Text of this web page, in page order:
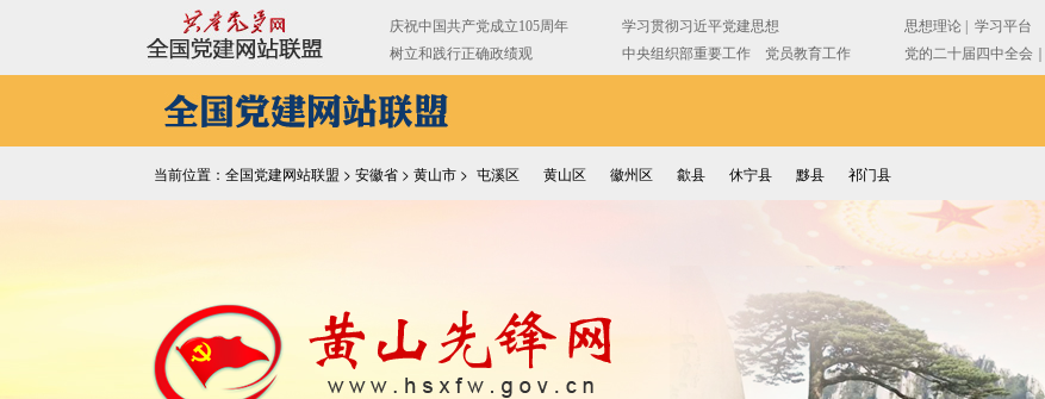
当前位置：全国党建网站联盟 > 安徽省 > 黄山市 > 屯溪区 黄山区 徽州区 歙县 休宁县 黟县 祁门县